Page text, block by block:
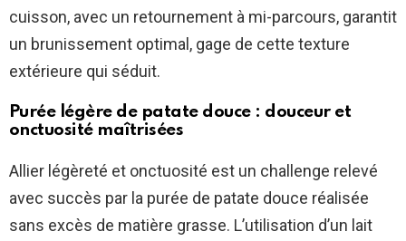
cuisson, avec un retournement à mi-parcours, garantit
un brunissement optimal, gage de cette texture
extérieure qui séduit.
Purée légère de patate douce : douceur et
onctuosité maîtrisées
Allier légèreté et onctuosité est un challenge relevé
avec succès par la purée de patate douce réalisée
sans excès de matière grasse. L’utilisation d’un lait